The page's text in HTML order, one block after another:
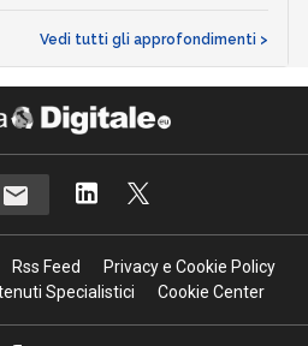
Vedi tutti gli approfondimenti >
Rss Feed
Privacy e Cookie Policy
Specialistici
Cookie Center